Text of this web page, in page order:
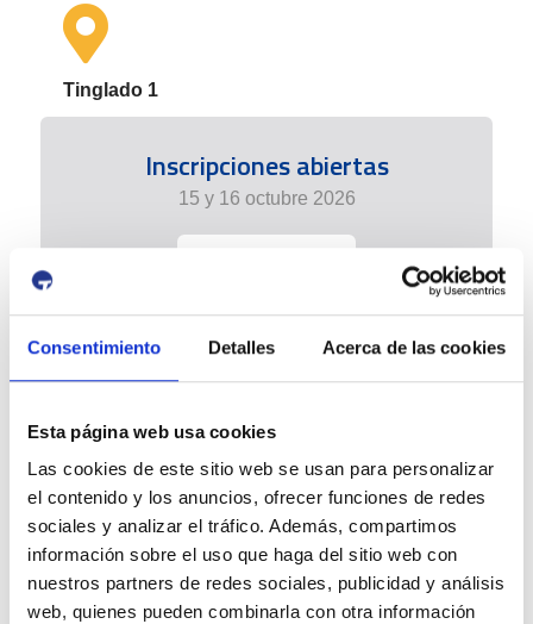
Consentimiento Detalles Acerca de las cookies
Esta página web usa cookies
Las cookies de este sitio web se usan para personalizar
el contenido y los anuncios, ofrecer funciones de redes
sociales y analizar el tráfico. Además, compartimos
información sobre el uso que haga del sitio web con
nuestros partners de redes sociales, publicidad y análisis
web, quienes pueden combinarla con otra información
Tinglado 1
Inscripciones abiertas
15 y 16 octubre 2026
Mensual
Ir al mes específico